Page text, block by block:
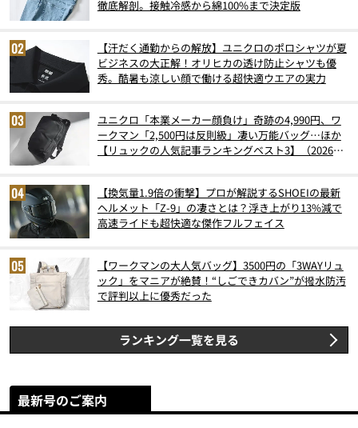
徹底解剖。接触冷感から綿100%まで決定版
【汗だく通勤からの解放】ユニクロのポロシャツが夏
ビジネスの大正解！オリヒカの透け防止シャツも優
秀。酷暑も涼しい顔で働ける超快適ウエアの実力
ユニクロ「本業メーカー顔負け」奇跡の4,990円、ワ
ークマン「2,500円は反則級」凄い万能バッグ…ほか
【リュックの人気記事ランキングベスト3】（2026年
【換気量1.9倍の衝撃】プロが解説するSHOEIの最新
ヘルメット「Z-9」の凄さとは？浮き上がり13%減で
高速ライドも超快適な傑作フルフェイス
【ワークマンの大人気バッグ】3500円の「3WAYリュ
ック」をマニアが絶賛！“しごできカバン”が撥水防汚
で評判以上に優秀だった
ランキング一覧を見る
最新号のご案内